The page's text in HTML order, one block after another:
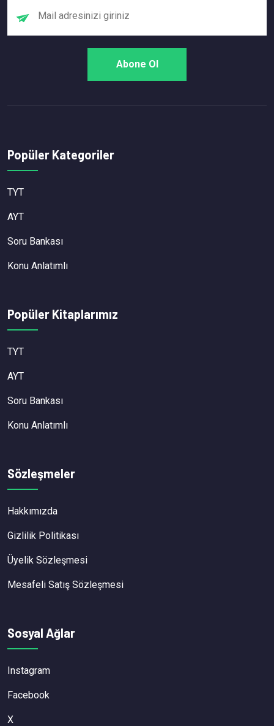
Popüler Kategoriler
TYT
AYT
Soru Bankası
Konu Anlatımlı
Popüler Kitaplarımız
TYT
AYT
Soru Bankası
Konu Anlatımlı
Sözleşmeler
Hakkımızda
Gizlilik Politikası
Üyelik Sözleşmesi
Mesafeli Satış Sözleşmesi
Sosyal Ağlar
Instagram
Facebook
X